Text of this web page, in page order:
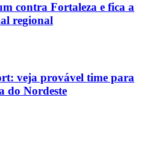
contra Fortaleza e fica a
regional
veja provável time para
do Nordeste